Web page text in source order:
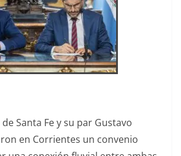
Santa Fe y su par Gustavo
en Corrientes un convenio